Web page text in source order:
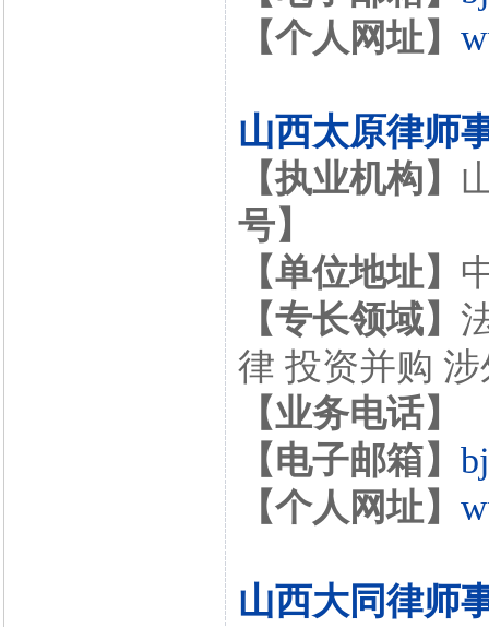
【个人网址】
山西太原律师
【执业机构】
号】
【单位地址】
【专长领域】
律 投资并购
【业务电话】
【电子邮箱】
【个人网址】
山西大同律师